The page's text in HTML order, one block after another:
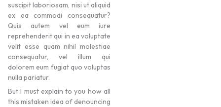
suscipit laboriosam, nisi ut aliquid
ex ea commodi consequatur?
Quis autem vel eum iure
reprehenderit qui in ea voluptate
velit esse quam nihil molestiae
consequatur, vel illum qui
dolorem eum fugiat quo voluptas
nulla pariatur.
But I must explain to you how all
this mistaken idea of denouncing